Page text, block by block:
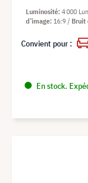
En stock.
Luminosité 4 000
d’image 16:9 Bruit
Convient pour :